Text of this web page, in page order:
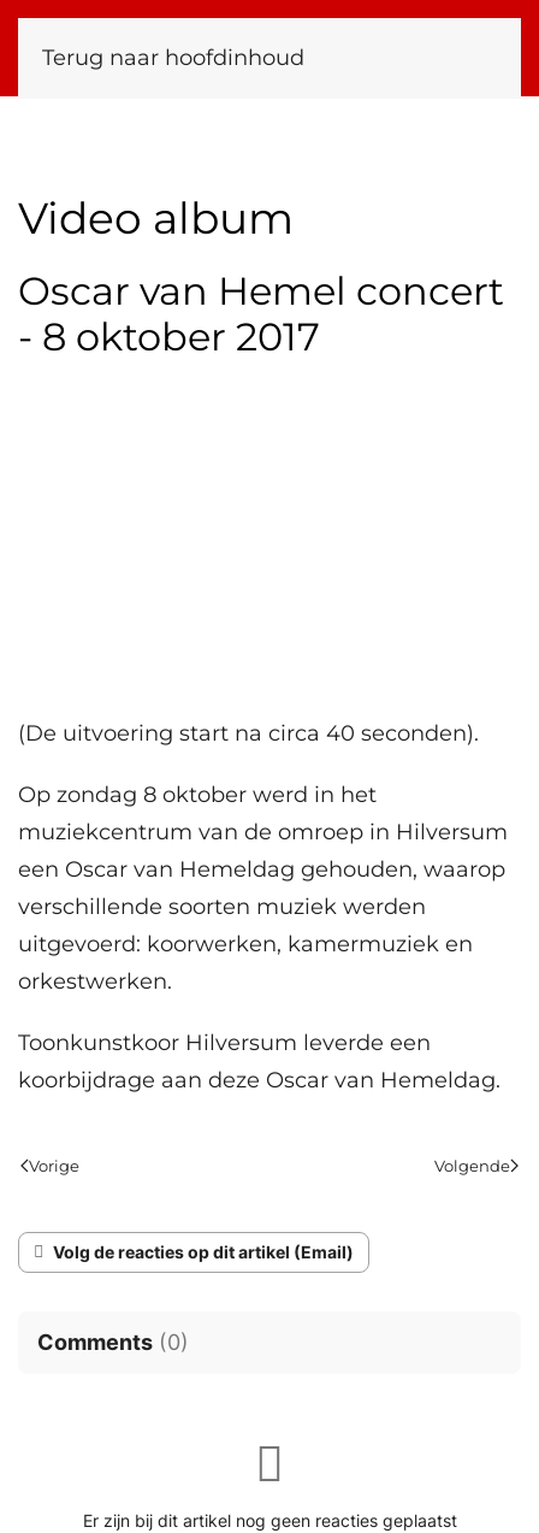
Terug naar hoofdinhoud
Video album
Oscar van Hemel concert
- 8 oktober 2017
(De uitvoering start na circa 40 seconden).
Op zondag 8 oktober werd in het
muziekcentrum van de omroep in Hilversum
een Oscar van Hemeldag gehouden, waarop
verschillende soorten muziek werden
uitgevoerd: koorwerken, kamermuziek en
orkestwerken.
Toonkunstkoor Hilversum leverde een
koorbijdrage aan deze Oscar van Hemeldag.
Vorige Volgende
Volg de reacties op dit artikel (Email)
Comments (0)
Er zijn bij dit artikel nog geen reacties geplaatst